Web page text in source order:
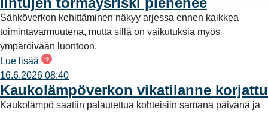
Sähköverkon kehittäminen näkyy arjessa ennen kaikkea
toimintavarmuutena, mutta sillä on vaikutuksia myös
ympäröivään luontoon.
Lue lisää
16.6.2026 08:40
Kaukolämpöverkon vikatilanne korjattu
Kaukolämpö saatiin palautettua kohteisiin samana päivänä ja